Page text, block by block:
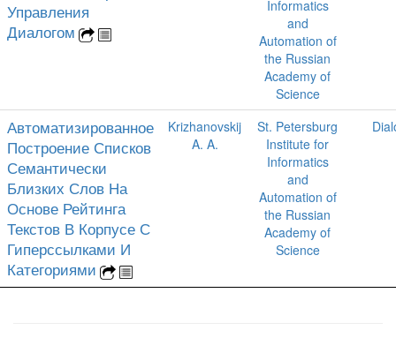
Управления
Диалогом
Informatics
and
Automation of
the Russian
Academy of
Science
Автоматизированное
Построение Списков
Семантически
Близких Слов На
Основе Рейтинга
Текстов В Корпусе С
Гиперссылками И
Категориями
Krizhanovskij
A. A.
St. Petersburg
Institute for
Informatics
and
Automation of
the Russian
Academy of
Science